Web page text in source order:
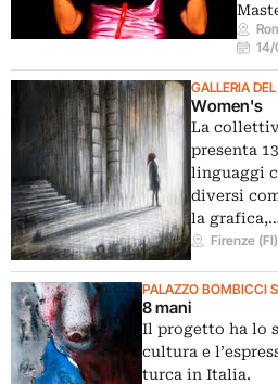
GALLERIA
Women's
La
presenta
linguaggi
diversi
la
Firenze (FI)
PALAZZO BOMBICCI
8 mani
Il progetto ha lo
cultura e
turca in Italia.